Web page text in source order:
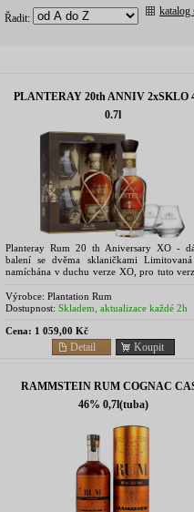
Řadit:
katalog
PLANTERAY 20th ANNIV 2xSKLO
0.7l
Planteray Rum 20 th Aniversary XO -
balení se dvěma sklaničkami
namíchána v duchu verze XO, pro tuto
zámku Château de...
Výrobce: Plantation Rum
Dostupnost: Skladem, aktualizace každé 2h
Cena: 1 059,00 Kč
Koupit
Detail
RAMMSTEIN RUM COGNAC
46% 0,7l(tuba)